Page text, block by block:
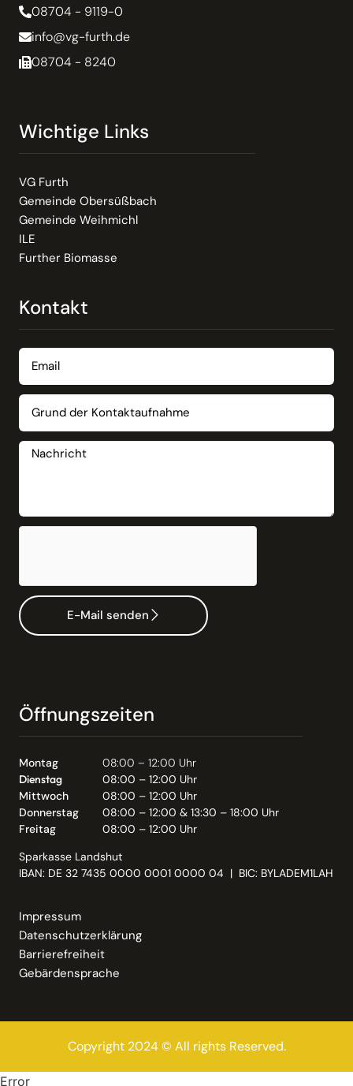
08704 - 9119-0
info@vg-furth.de
08704 - 8240
Wichtige Links
VG Furth
Gemeinde Obersüßbach
Gemeinde Weihmichl
ILE
Further Biomasse
Kontakt
E-Mail senden
Öffnungszeiten
Montag
08:00 – 12:00 Uhr
Dienstag
08:00 – 12:00 Uhr
Mittwoch
08:00 – 12:00 Uhr
Donnerstag
08:00 – 12:00 & 13:30 – 18:00 Uhr
Freitag
08:00 – 12:00 Uhr
Sparkasse Landshut
IBAN: DE 32 7435 0000 0001 0000 04 | BIC: BYLADEM1LAH
Impressum
Datenschutzerklärung
Barrierefreiheit
Gebärdensprache
Copyright 2024 © All rights Reserved.
Error